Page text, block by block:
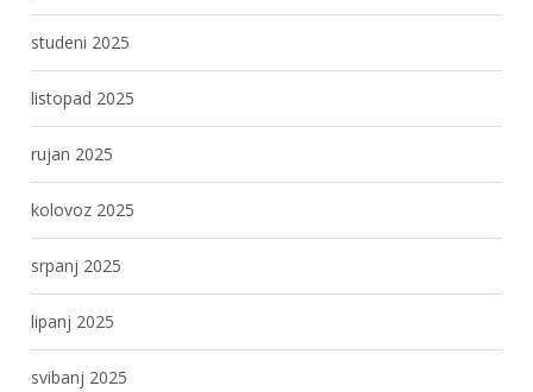
studeni 2025
listopad 2025
rujan 2025
kolovoz 2025
srpanj 2025
lipanj 2025
svibanj 2025